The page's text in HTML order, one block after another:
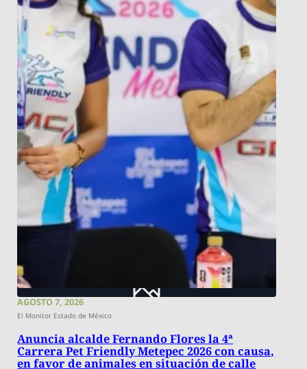
AGOSTO 7, 2026
El Monitor Estado de México
Anuncia alcalde Fernando Flores la 4ª
Carrera Pet Friendly Metepec 2026 con causa,
en favor de animales en situación de calle